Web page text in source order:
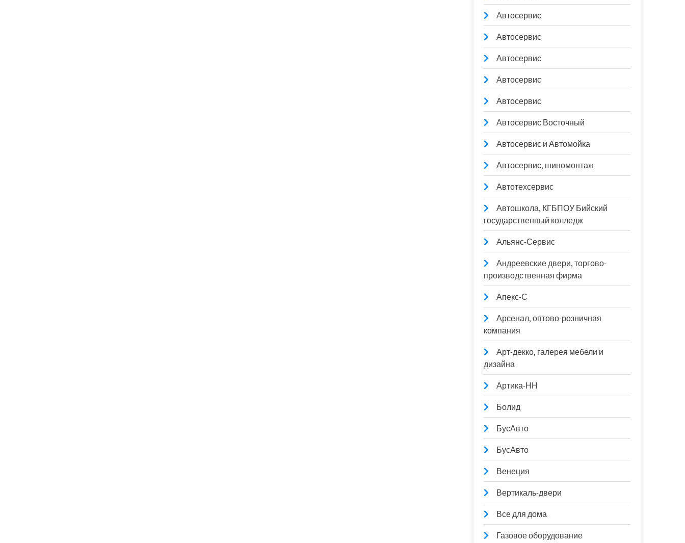
Автосервис
Автосервис
Автосервис
Автосервис
Автосервис
Автосервис Восточный
Автосервис и Автомойка
Автосервис, шиномонтаж
Автотехсервис
Автошкола, КГБПОУ Бийский
государственный колледж
Альянс-Сервис
Андреевские двери, торгово-
производственная фирма
Апекс-С
Арсенал, оптово-розничная
компания
Арт-декко, галерея мебели и
дизайна
Артика-НН
Болид
БусАвто
БусАвто
Венеция
Вертикаль-двери
Все для дома
Газовое оборудование